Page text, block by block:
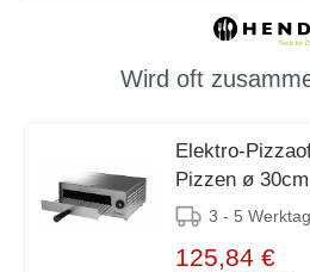
Wird oft
Elektro-
Pizzen ø
3 - 5
125,84 €